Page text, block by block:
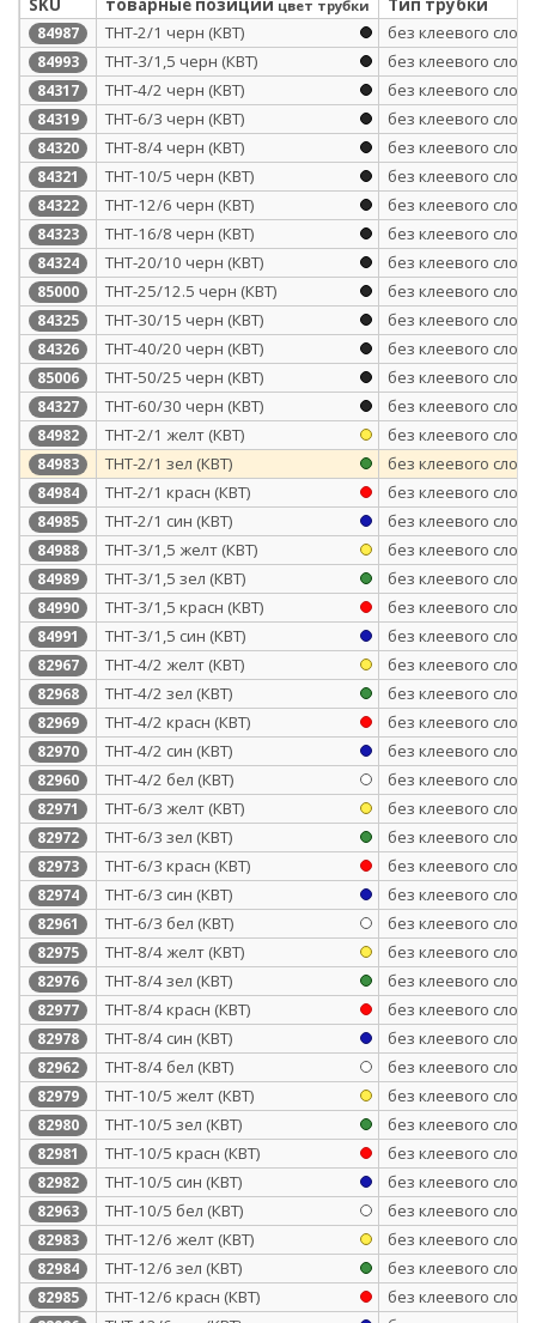
SKU товарные позиции цвет трубки Тип трубки
84987 ТНТ-2/1 черн (КВТ) без клеевого слоя
84993 ТНТ-3/1,5 черн (КВТ) без клеевого слоя
84317 ТНТ-4/2 черн (КВТ) без клеевого слоя
84319 ТНТ-6/3 черн (КВТ) без клеевого слоя
84320 ТНТ-8/4 черн (КВТ) без клеевого слоя
84321 ТНТ-10/5 черн (КВТ) без клеевого слоя
84322 ТНТ-12/6 черн (КВТ) без клеевого слоя
84323 ТНТ-16/8 черн (КВТ) без клеевого слоя
84324 ТНТ-20/10 черн (КВТ) без клеевого слоя
85000 ТНТ-25/12.5 черн (КВТ) без клеевого слоя
84325 ТНТ-30/15 черн (КВТ) без клеевого слоя
84326 ТНТ-40/20 черн (КВТ) без клеевого слоя
85006 ТНТ-50/25 черн (КВТ) без клеевого слоя
84327 ТНТ-60/30 черн (КВТ) без клеевого слоя
84982 ТНТ-2/1 желт (КВТ) без клеевого слоя
84983 ТНТ-2/1 зел (КВТ) без клеевого слоя
84984 ТНТ-2/1 красн (КВТ) без клеевого слоя
84985 ТНТ-2/1 син (КВТ) без клеевого слоя
84988 ТНТ-3/1,5 желт (КВТ) без клеевого слоя
84989 ТНТ-3/1,5 зел (КВТ) без клеевого слоя
84990 ТНТ-3/1,5 красн (КВТ) без клеевого слоя
84991 ТНТ-3/1,5 син (КВТ) без клеевого слоя
82967 ТНТ-4/2 желт (КВТ) без клеевого слоя
82968 ТНТ-4/2 зел (КВТ) без клеевого слоя
82969 ТНТ-4/2 красн (КВТ) без клеевого слоя
82970 ТНТ-4/2 син (КВТ) без клеевого слоя
82960 ТНТ-4/2 бел (КВТ) без клеевого слоя
82971 ТНТ-6/3 желт (КВТ) без клеевого слоя
82972 ТНТ-6/3 зел (КВТ) без клеевого слоя
82973 ТНТ-6/3 красн (КВТ) без клеевого слоя
82974 ТНТ-6/3 син (КВТ) без клеевого слоя
82961 ТНТ-6/3 бел (КВТ) без клеевого слоя
82975 ТНТ-8/4 желт (КВТ) без клеевого слоя
82976 ТНТ-8/4 зел (КВТ) без клеевого слоя
82977 ТНТ-8/4 красн (КВТ) без клеевого слоя
82978 ТНТ-8/4 син (КВТ) без клеевого слоя
82962 ТНТ-8/4 бел (КВТ) без клеевого слоя
82979 ТНТ-10/5 желт (КВТ) без клеевого слоя
82980 ТНТ-10/5 зел (КВТ) без клеевого слоя
82981 ТНТ-10/5 красн (КВТ) без клеевого слоя
82982 ТНТ-10/5 син (КВТ) без клеевого слоя
82963 ТНТ-10/5 бел (КВТ) без клеевого слоя
82983 ТНТ-12/6 желт (КВТ) без клеевого слоя
82984 ТНТ-12/6 зел (КВТ) без клеевого слоя
82985 ТНТ-12/6 красн (КВТ) без клеевого слоя